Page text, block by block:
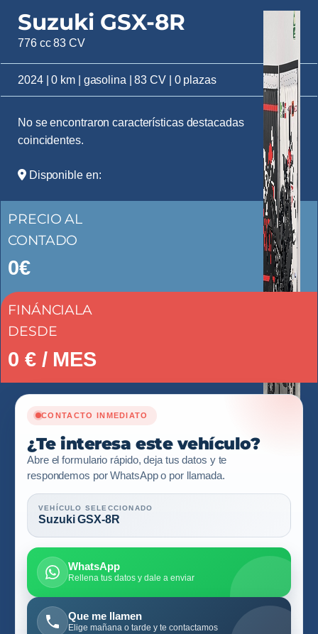
Suzuki GSX-8R
776 cc 83 CV
2024 | 0 km | gasolina | 83 CV | 0 plazas
No se encontraron características destacadas
coincidentes.
Disponible en:
PRECIO AL
CONTADO
0€
FINÁNCIALA
DESDE
0 € / MES
CONTACTO INMEDIATO
¿Te interesa este vehículo?
Abre el formulario rápido, deja tus datos y te
respondemos por WhatsApp o por llamada.
VEHÍCULO SELECCIONADO
Suzuki GSX-8R
WhatsApp
Rellena tus datos y dale a enviar
Que me llamen
Elige mañana o tarde y te contactamos